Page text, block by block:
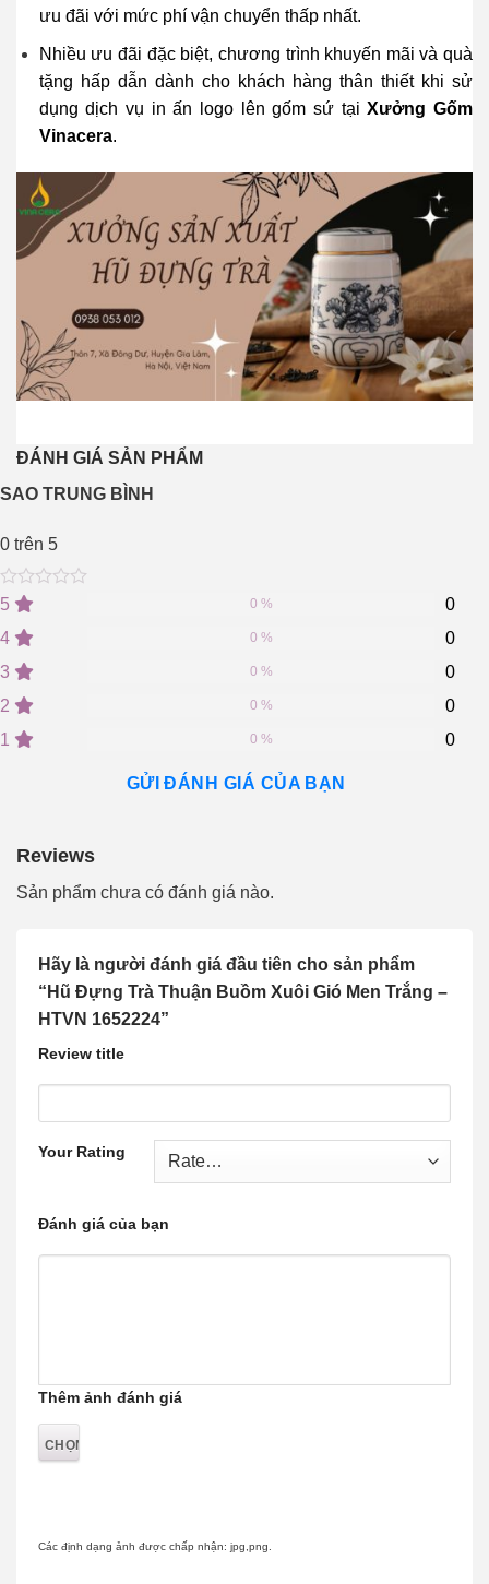
ưu đãi với mức phí vận chuyển thấp nhất.
Nhiều ưu đãi đặc biệt, chương trình khuyến mãi và quà
tặng hấp dẫn dành cho khách hàng thân thiết khi sử
dụng dịch vụ in ấn logo lên gốm sứ tạiXưởng Gốm
Vinacera.
ĐÁNH GIÁ SẢN PHẨM
SAO TRUNG BÌNH
0 trên 5
0
of
5
on
0
ratings
5 0
0 %
4 0
0 %
3 0
0 %
2 0
0 %
1 0
0 %
GỬI ĐÁNH GIÁ CỦA BẠN
Reviews
Sản phẩm chưa có đánh giá nào.
Hãy là người đánh giá đầu tiên cho sản phẩm
“Hũ Đựng Trà Thuận Buồm Xuôi Gió Men Trắng –
HTVN 1652224”
Review title
Your Rating
Đánh giá của bạn
Thêm ảnh đánh giá
Các định dạng ảnh được chấp nhận: jpg,png.